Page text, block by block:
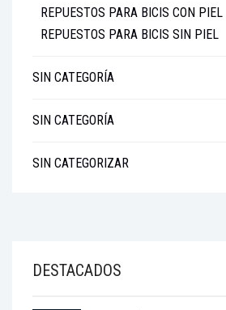
REPUESTOS PARA BICIS CON PIEL
REPUESTOS PARA BICIS SIN PIEL
SIN CATEGORÍA
SIN CATEGORÍA
SIN CATEGORIZAR
DESTACADOS